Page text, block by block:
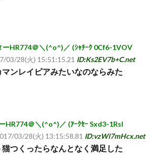
ーHR774＠＼(^o^)／ (ｼｬﾁｰｸ 0Cf6-1VOV
03/28(火) 15:51:15.21 ID:Ks2EV7b+C.net
ンレイピアみたいなのならみた
HR774＠＼(^o^)／ (ｱｰｸｾｰ Sxd3-1Rsl
03/28(火) 13:15:58.81 ID:vzWl7mHcx.net
つくったらなんとなく満足した